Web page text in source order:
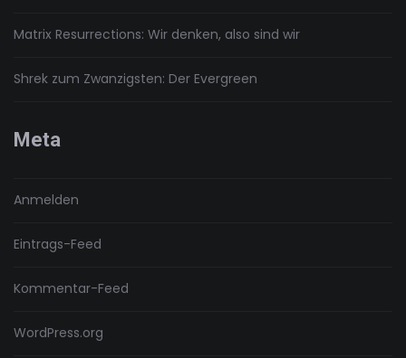
Matrix Resurrections: Wir denken, also sind wir
Shrek zum Zwanzigsten: Der Evergreen
Meta
Anmelden
Eintrags-Feed
Kommentar-Feed
WordPress.org